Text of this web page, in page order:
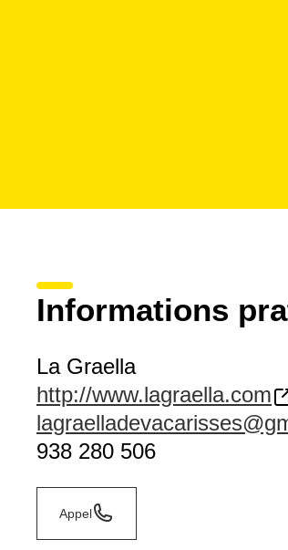
Informations
La Graella
http://www.lagraella.com
938 280 506
Appel